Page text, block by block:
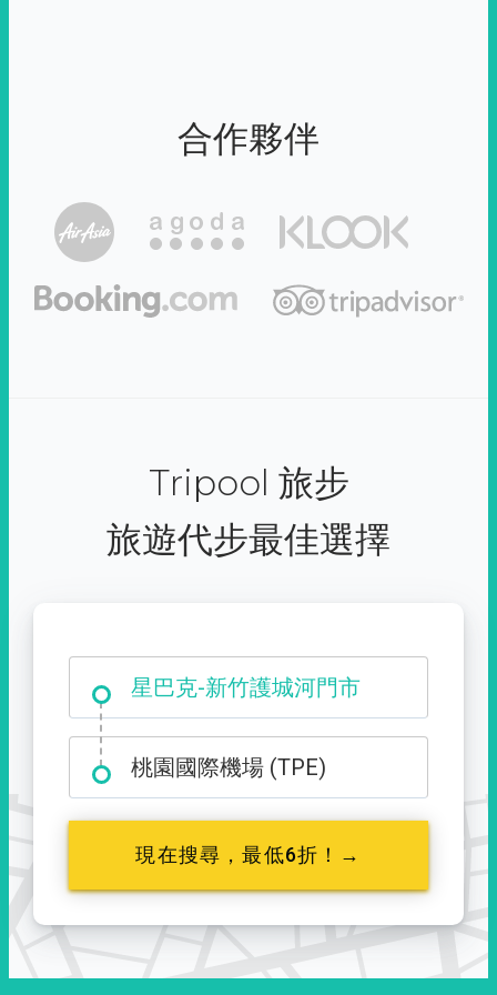
合作夥伴
Tripool 旅步
旅遊代步最佳選擇
星巴克-新竹護城河門市
大霸尖山登山口
桃園國際機場 (TPE)
現在搜尋，最低6折！→